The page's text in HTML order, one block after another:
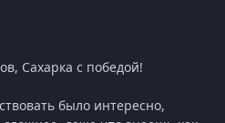
Сахарка с победой!
было интересно,